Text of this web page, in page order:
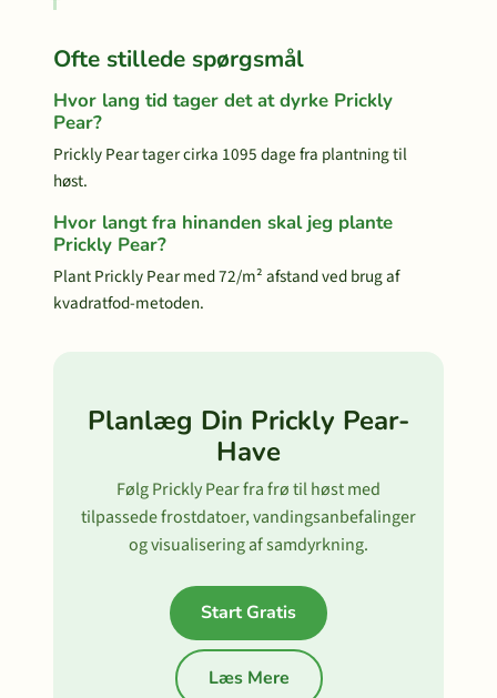
Ofte stillede spørgsmål
Hvor lang tid tager det at dyrke Prickly
Pear?
Prickly Pear tager cirka 1095 dage fra plantning til
høst.
Hvor langt fra hinanden skal jeg plante
Prickly Pear?
Plant Prickly Pear med 72/m² afstand ved brug af
kvadratfod-metoden.
Planlæg Din Prickly Pear-
Have
Følg Prickly Pear fra frø til høst med
tilpassede frostdatoer, vandingsanbefalinger
og visualisering af samdyrkning.
Start Gratis
Læs Mere